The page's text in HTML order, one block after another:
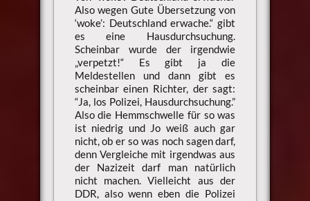
Also wegen Gute Übersetzung von
‘woke’: Deutschland erwache.“ gibt
es eine Hausdurchsuchung.
Scheinbar wurde der irgendwie
„verpetzt!“ Es gibt ja die
Meldestellen und dann gibt es
scheinbar einen Richter, der sagt:
“Ja, los Polizei, Hausdurchsuchung.”
Also die Hemmschwelle für so was
ist niedrig und Jo weiß auch gar
nicht, ob er so was noch sagen darf,
denn Vergleiche mit irgendwas aus
der Nazizeit darf man natürlich
nicht machen. Vielleicht aus der
DDR, also wenn eben die Polizei